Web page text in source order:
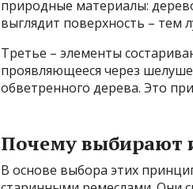
природные материалы:
выглядит поверхность – тем
Третье – элементы
проявляющееся через
обветренного дерева. Это
Почему выбирают
В основе выбора этих